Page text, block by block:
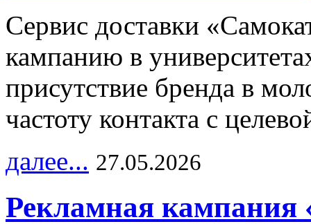
Сервис доставки
кампанию в
присутствие бренда в
частоту контакта с
далее... 27.05.2026
Рекламная кампания